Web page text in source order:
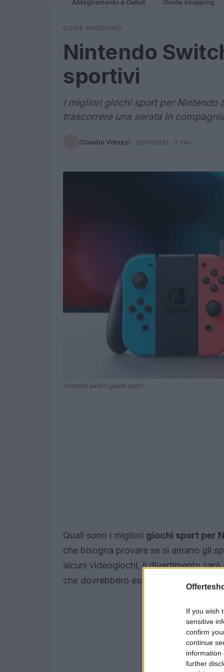
If you wish
sensitive
confirm
continue
information
further
Abbigliamento e Outlet Guide shopping
GUIDE SHOPPING
Nintendo
sportivi
I migliori giochi sport per Nintendo
trascorrere una serata in
Claudio Vittozzi · 21/01/2021 · 2 min
nintendo switch giochi sport
Quali sono i migliori giochi sport per
che bisogna provare se si amano gli
alcuni videogiochi, il divertimento
che dovrebbero essere inclusi